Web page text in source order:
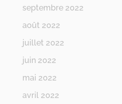
septembre 2022
août 2022
juillet 2022
juin 2022
mai 2022
avril 2022